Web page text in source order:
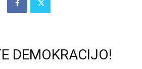
DEMOKRACIJO!